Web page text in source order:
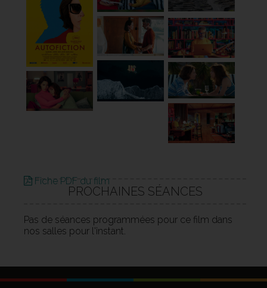
Fiche PDF du film
PROCHAINES SÉANCES
Pas de séances programmées pour ce film dans
nos salles pour l'instant.